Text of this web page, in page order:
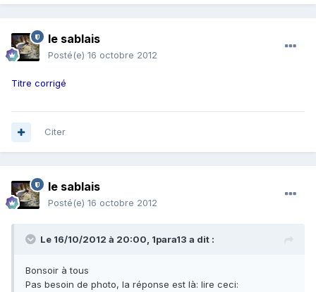
le sablais
Posté(e) 16 octobre 2012
Titre corrigé
Citer
le sablais
Posté(e) 16 octobre 2012
Le 16/10/2012 à 20:00, 1para13 a dit :
Bonsoir à tous
Pas besoin de photo, la réponse est là: lire ceci: